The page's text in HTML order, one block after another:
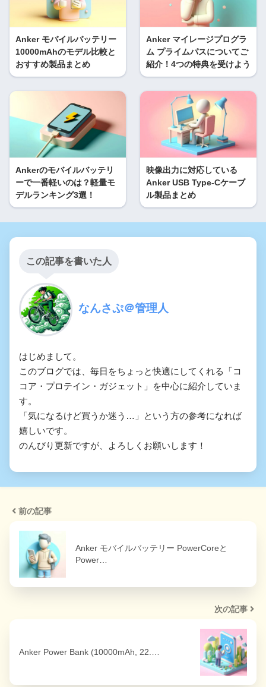
Anker モバイルバッテリー
10000mAhのモデル比較と
おすすめ製品まとめ
Anker マイレージプログラ
ム プライムパスについてご
紹介！4つの特典を受けよう
Ankerのモバイルバッテリ
ーで一番軽いのは？軽量モ
デルランキング3選！
映像出力に対応している
Anker USB Type-Cケーブ
ル製品まとめ
この記事を書いた人
なんさぷ＠管理人
はじめまして。
このブログでは、毎日をちょっと快適にしてくれる「コ
コア・プロテイン・ガジェット」を中心に紹介していま
す。
「気になるけど買うか迷う…」という方の参考になれば
嬉しいです。
のんびり更新ですが、よろしくお願いします！
前の記事
Anker モバイルバッテリー PowerCoreと
Power…
次の記事
Anker Power Bank (10000mAh, 22.…